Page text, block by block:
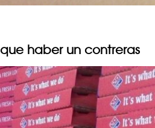
haber un contreras